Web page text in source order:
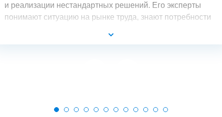
и реализации нестандартных решений. Его эксперты
понимают ситуацию на рынке труда, знают потребности